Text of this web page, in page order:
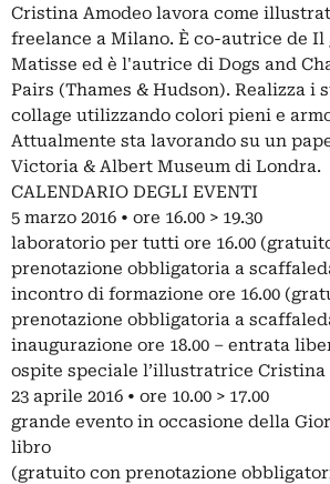
Cristina Amodeo lavora come
freelance a Milano. È co-autrice de
Matisse ed è l'autrice di Dogs and
Pairs (Thames & Hudson). Realizza i
collage utilizzando colori pieni e
Attualmente sta lavorando su un
Victoria & Albert Museum di Londra.
CALENDARIO DEGLI EVENTI
5 marzo 2016 • ore 16.00 > 19.30
laboratorio per tutti ore 16.00
prenotazione obbligatoria a
incontro di formazione ore 16.00
prenotazione obbligatoria a
inaugurazione ore 18.00 – entrata
ospite speciale l’illustratrice Cristina
23 aprile 2016 • ore 10.00 > 17.00
grande evento in occasione della
libro
(gratuito con prenotazione